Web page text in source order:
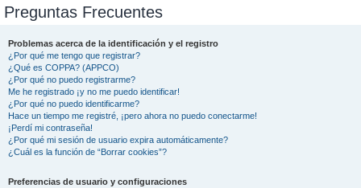
Preguntas Frecuentes
Problemas acerca de la identificación y el registro
¿Por qué me tengo que registrar?
¿Qué es COPPA? (APPCO)
¿Por qué no puedo registrarme?
Me he registrado ¡y no me puedo identificar!
¿Por qué no puedo identificarme?
Hace un tiempo me registré, ¡pero ahora no puedo conectarme!
¡Perdí mi contraseña!
¿Por qué mi sesión de usuario expira automáticamente?
¿Cuál es la función de “Borrar cookies”?
Preferencias de usuario y configuraciones